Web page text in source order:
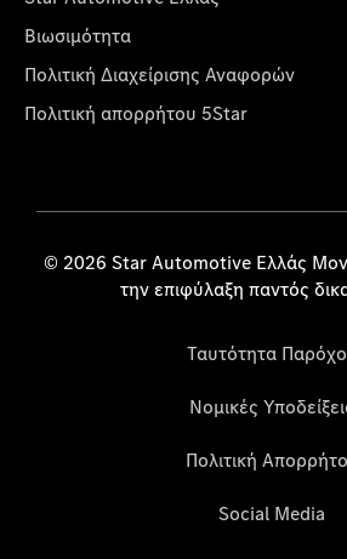
Βιωσιμότητα
Πολιτική Διαχείρισης Αναφορών
Πολιτική απορρήτου 5Star
© 2026 Star Automotive Ελλάς
την επιφύλαξη παντός
Ταυτότητα
Νομικές
Πολιτική
Social Media